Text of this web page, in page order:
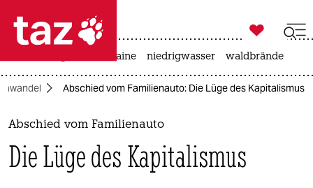
 taz zahl ich
taz zahl ich
themen
politik

taz zahl ich
krieg in der ukraine niedrigwasser waldbrände
Abschied vom Familienauto: Die Lüge des Kapitalismus
Abschied vom Familienauto
Die Lüge des Kapitalismus